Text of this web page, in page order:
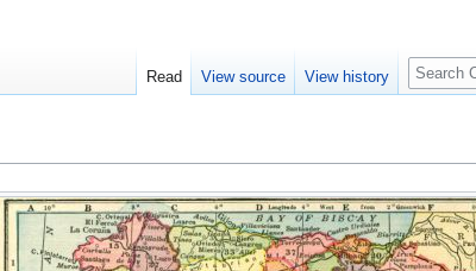
Read View source View history